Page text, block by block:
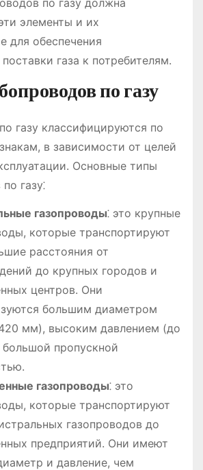
по газу должна
элементы и их
для обеспечения
газа к потребителям.
по газу
газу классифицируются по
в зависимости от целей
Основные типы
газу⁚
газопроводы⁚ это крупные
которые транспортируют
расстояния от
до крупных городов и
центров. Они
большим диаметром
мм), высоким давлением (до
пропускной
газопроводы⁚ это
которые транспортируют
газопроводов до
предприятий. Они имеют
и давление, чем